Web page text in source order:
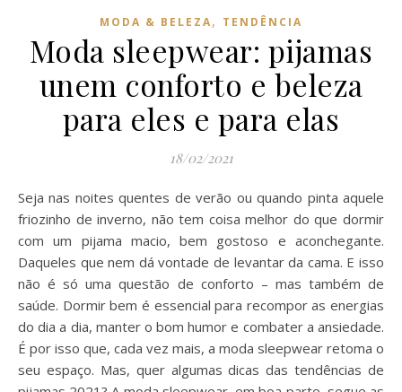
MODA & BELEZA, TENDÊNCIA
Moda sleepwear: pijamas
unem conforto e beleza
para eles e para elas
18/02/2021
Seja nas noites quentes de verão ou quando pinta aquele
friozinho de inverno, não tem coisa melhor do que dormir
com um pijama macio, bem gostoso e aconchegante.
Daqueles que nem dá vontade de levantar da cama. E isso
não é só uma questão de conforto – mas também de
saúde. Dormir bem é essencial para recompor as energias
do dia a dia, manter o bom humor e combater a ansiedade.
É por isso que, cada vez mais, a moda sleepwear retoma o
seu espaço. Mas, quer algumas dicas das tendências de